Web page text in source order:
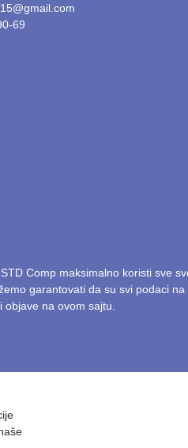
69
Comp maksimalno koristi sve
garantovati da su svi podaci na
na ovom sajtu.